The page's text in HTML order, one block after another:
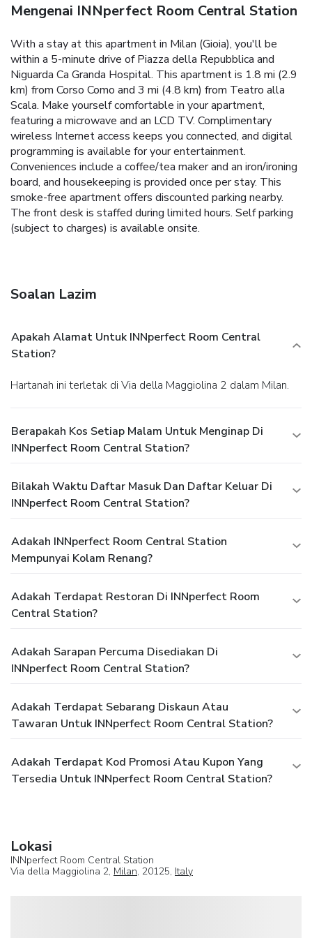
Mengenai INNperfect Room Central Station
With a stay at this apartment in Milan (Gioia), you'll be
within a 5-minute drive of Piazza della Repubblica and
Niguarda Ca Granda Hospital. This apartment is 1.8 mi (2.9
km) from Corso Como and 3 mi (4.8 km) from Teatro alla
Scala. Make yourself comfortable in your apartment,
featuring a microwave and an LCD TV. Complimentary
wireless Internet access keeps you connected, and digital
programming is available for your entertainment.
Conveniences include a coffee/tea maker and an iron/ironing
board, and housekeeping is provided once per stay. This
smoke-free apartment offers discounted parking nearby.
The front desk is staffed during limited hours. Self parking
(subject to charges) is available onsite.
Soalan Lazim
Apakah Alamat Untuk INNperfect Room Central
Station?
Hartanah ini terletak di Via della Maggiolina 2 dalam Milan.
Berapakah Kos Setiap Malam Untuk Menginap Di
INNperfect Room Central Station?
Bilakah Waktu Daftar Masuk Dan Daftar Keluar Di
INNperfect Room Central Station?
Adakah INNperfect Room Central Station
Mempunyai Kolam Renang?
Adakah Terdapat Restoran Di INNperfect Room
Central Station?
Adakah Sarapan Percuma Disediakan Di
INNperfect Room Central Station?
Adakah Terdapat Sebarang Diskaun Atau
Tawaran Untuk INNperfect Room Central Station?
Adakah Terdapat Kod Promosi Atau Kupon Yang
Tersedia Untuk INNperfect Room Central Station?
Lokasi
INNperfect Room Central Station
Via della Maggiolina 2, Milan, 20125, Italy